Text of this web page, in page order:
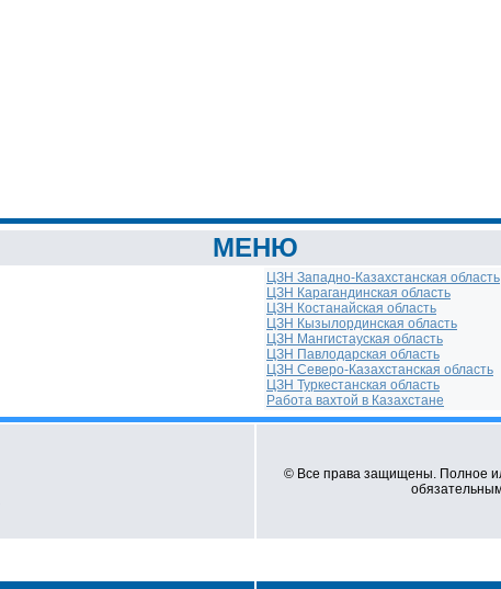
МЕНЮ
ЦЗН Западно-Казахстанская область
ЦЗН Карагандинская область
ЦЗН Костанайская область
ЦЗН Кызылординская область
ЦЗН Мангистауская область
ЦЗН Павлодарская область
ЦЗН Северо-Казахстанская область
ЦЗН Туркестанская область
Работа вахтой в Казахстане
© Все права защищены. Полное